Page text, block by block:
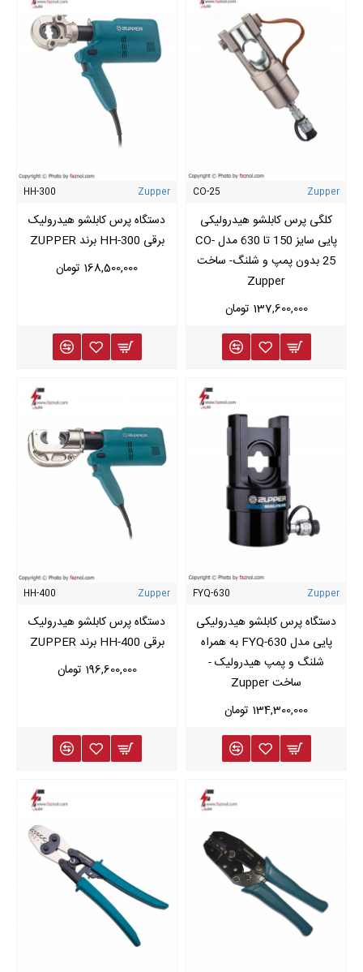
Zupper
CO-25
کلگی پرس کابلشو هیدرولیکی
پایی سایز 150 تا 630 مدل CO-
25 بدون پمپ و شلنگ- ساخت
Zupper
137,600,000 تومان
Zupper
HH-300
دستگاه پرس کابلشو هیدرولیک
برقی HH-300 برند ZUPPER
168,500,000 تومان
Zupper
FYQ-630
دستگاه پرس کابلشو هیدرولیکی
پایی مدل FYQ-630 به همراه
شلنگ و پمپ هیدرولیک -
ساخت Zupper
134,300,000 تومان
Zupper
HH-400
دستگاه پرس کابلشو هیدرولیک
برقی HH-400 برند ZUPPER
196,600,000 تومان